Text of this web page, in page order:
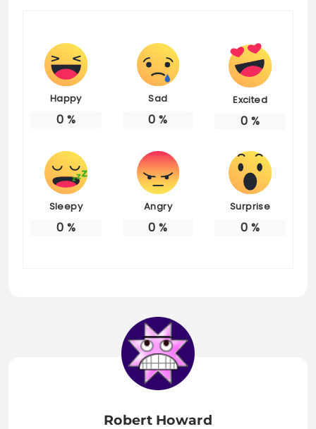
Happy
0 %
Sad
0 %
Excited
0 %
Sleepy
0 %
Angry
0 %
Surprise
0 %
Robert Howard